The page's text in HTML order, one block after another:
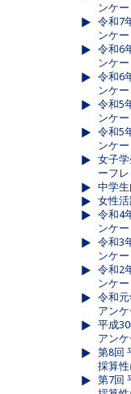
ンケー
令和7
ンケー
令和6
ンケー
令和6
ンケー
令和5
ンケー
令和5
ンケー
女子学
ーフ
中学
女性
令和4
ンケ
令和3
ンケ
令和2
ンケ
令和
アン
平成
アン
第8回
採算
第7回